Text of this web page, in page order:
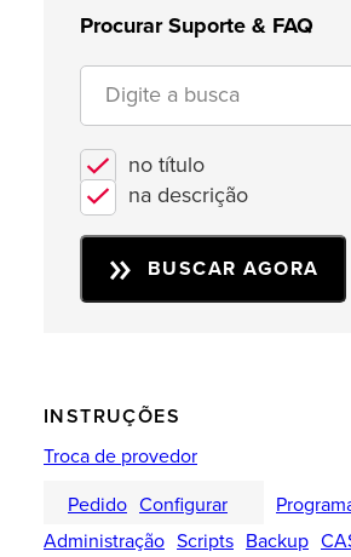
Procurar Suporte & FAQ
no título
na descrição
BUSCAR AGORA
INSTRUÇÕES
Troca de provedor
Pedido Configurar
Administração Scripts Backup